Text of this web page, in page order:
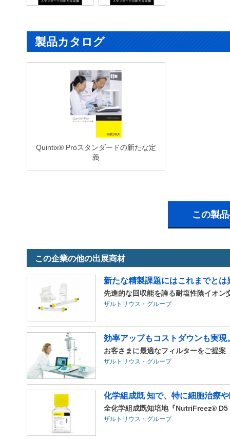
製品カタログ
Quintix® Proスタンダードの新たな定
義
この製
この企業の他の出展商材
新たな精製課題にはこれまでと
先進的な回収能を誇る耐塩性陰イオ
ザルトリウス・グループ
効率アップもコストダウンも実
お客さまに最適なフィルターをご提
ザルトリウス・グループ
化学組成既 知で、特に細胞治療
全化学組成既知培地『NutriFreez®
ザルトリウス・グループ